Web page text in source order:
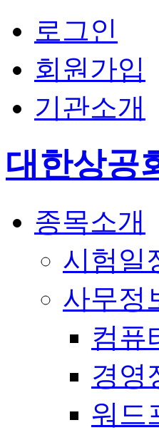
로그인
회원가입
기관소개
대한상공
종목소개
시험일
사무정
컴퓨
경영
워드